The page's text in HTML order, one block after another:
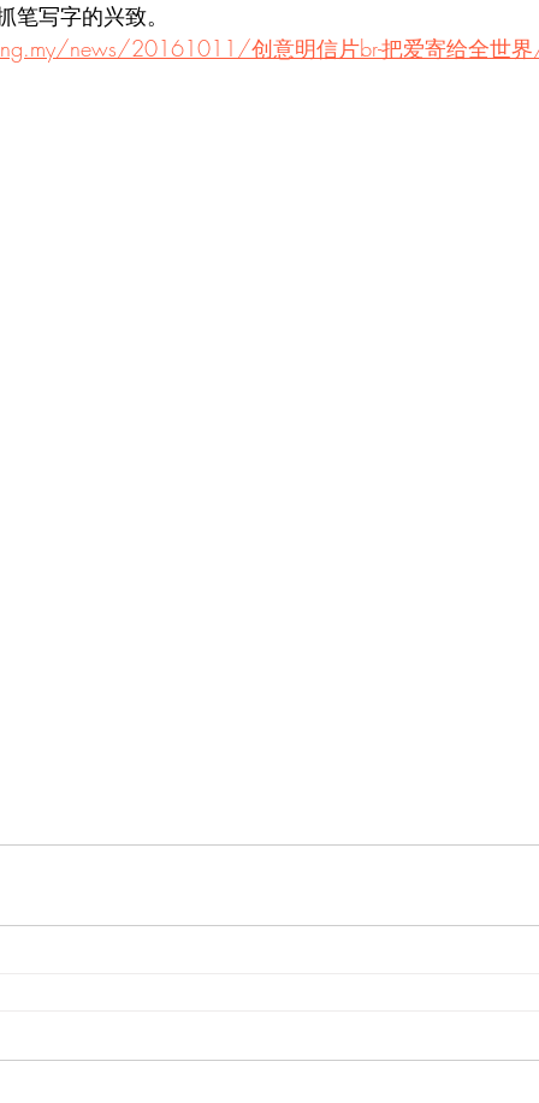
笔写字的兴致。
news/20161011/创意明信片br-把爱寄给全世